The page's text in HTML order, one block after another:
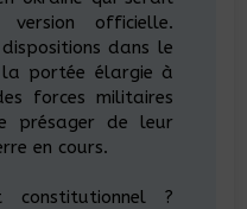
officielle.
dans le
portée élargie à
forces militaires
présager de leur
en cours.
?